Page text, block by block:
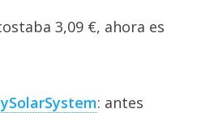
3,09 €, ahora es
: antes